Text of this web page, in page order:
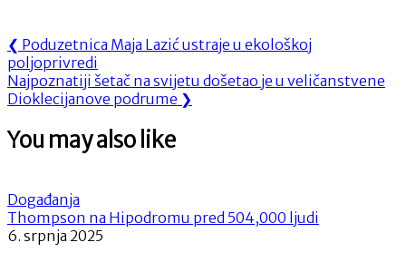
Navigacija
objava
❮ Previous
Post:
Poduzetnica Maja Lazić ustraje u ekološkoj
poljoprivredi
Next
Post:
Najpoznatiji šetač na svijetu došetao je u veličanstvene
Dioklecijanove podrume ❯
You may also like
Događanja
Thompson na Hipodromu pred 504,000 ljudi
6. srpnja 2025